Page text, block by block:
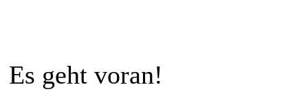
Es geht voran!